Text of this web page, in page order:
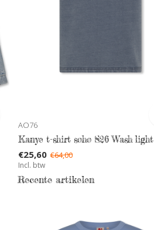
AO76
Kanye t-shirt soho S26 Wash light
€25,60 €64,00
Incl. btw
Recente artikelen